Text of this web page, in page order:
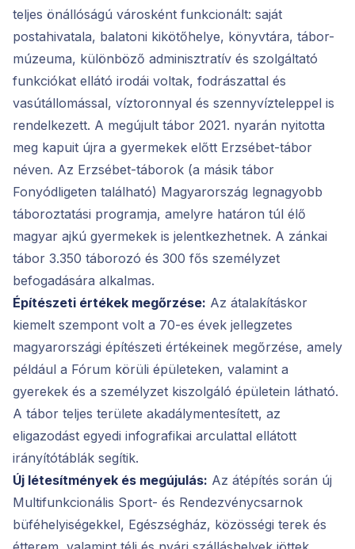
teljes önállóságú városként funkcionált: saját
postahivatala, balatoni kikötőhelye, könyvtára, tábor-
múzeuma, különböző adminisztratív és szolgáltató
funkciókat ellátó irodái voltak, fodrászattal és
vasútállomással, víztoronnyal és szennyvízteleppel is
rendelkezett. A megújult tábor 2021. nyarán nyitotta
meg kapuit újra a gyermekek előtt Erzsébet-tábor
néven. Az Erzsébet-táborok (a másik tábor
Fonyódligeten található) Magyarország legnagyobb
táboroztatási programja, amelyre határon túl élő
magyar ajkú gyermekek is jelentkezhetnek. A zánkai
tábor 3.350 táborozó és 300 fős személyzet
befogadására alkalmas.
Építészeti értékek megőrzése: Az átalakításkor
kiemelt szempont volt a 70-es évek jellegzetes
magyarországi építészeti értékeinek megőrzése, amely
például a Fórum körüli épületeken, valamint a
gyerekek és a személyzet kiszolgáló épületein látható.
A tábor teljes területe akadálymentesített, az
eligazodást egyedi infografikai arculattal ellátott
irányítótáblák segítik.
Új létesítmények és megújulás: Az átépítés során új
Multifunkcionális Sport- és Rendezvénycsarnok
büféhelyiségekkel, Egészségház, közösségi terek és